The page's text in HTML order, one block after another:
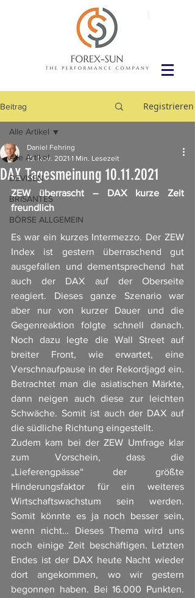
Beitrag Registrieren
Alle Artikel
DEVISEN
BRISANTES
BÖRSE ALLGEMEIN
Alle Artikel
DAX Tagesmeinung 10.11.2021
Daniel Fehring
10. Nov. 2021 1 Min. Lesezeit
ZEW überrascht – DAX kurze Zeit
freundlich
Es war ein kurzes Intermezzo. Der ZEW
Index ist gestern überraschend gut
ausgefallen und dementsprechend hat
auch der DAX auf der Oberseite
reagiert. Dieses ganze Szenario war
aber nur von kurzer Dauer und die
Gegenreaktion folgte schnell danach.
Noch dazu legte die Wall Street auf
breiter Front, wie erwartet, eine
Verschnaufpause in der Rekordjagd ein.
Betrachtet man die asiatischen Märkte,
dann neigen auch diese zur leichten
Schwäche. Somit ist auch der DAX auf
die südliche Richtung eingestellt.
Zudem kam bei der ZEW Umfrage klar
zum Vorschein, dass die
„Lieferengpässe“ der größte
Hinderungsfaktor für ein weiteres
Wirtschaftswachstum sein werden.
Somit könnte es ja noch besser sein,
wenn nicht… Dieses Thema wird uns
noch einige Zeit beschäftigen. Letzten
Endes ist der DAX heute Nacht wieder
dort angekommen, wo wir gestern
begonnen haben. Bei 16.000 Punkten.